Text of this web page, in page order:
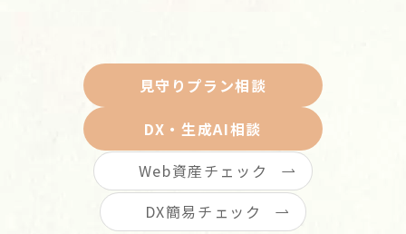
見守りプラン相談
DX・生成AI相談
Web資産チェック
DX簡易チェック